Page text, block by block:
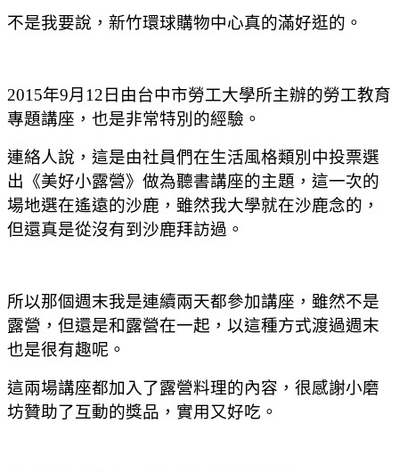
不是我要說，新竹環球購物中心真的滿好逛的。
2015年9月12日 由台中市勞工大學所主辦的勞工教育
專題講座，也是非常特別的經驗。
連絡人說，這是由社員們在生活風格類別中投票選
出《美好小露營》做為聽書講座的主題，這一次的
場地選在遙遠的沙鹿，雖然我大學就在沙鹿念的，
但還真是從沒有到沙鹿拜訪過。
所以那個週末我是連續兩天都參加講座，雖然不是
露營，但還是和露營在一起，以這種方式渡過週末
也是很有趣呢。
這兩場講座都加入了露營料理的內容，很感謝小磨
坊贊助了互動的獎品，實用又好吃。